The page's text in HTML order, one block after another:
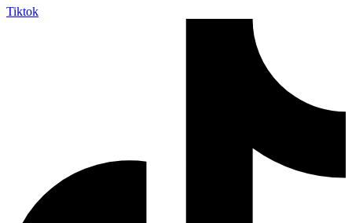
Tiktok